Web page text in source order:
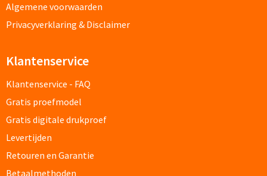
Klemborden bedrukken
Memoblaadjes bedrukken
Memo boekjes bedrukken
Memo sets bedrukken
Kubusblokken bedrukken
Algemene voorwaarden
Privacyverklaring & Disclaimer
Klantenservice
Klantenservice - FAQ
Gratis proefmodel
Gratis digitale drukproef
Levertijden
Retouren en Garantie
Betaalmethoden